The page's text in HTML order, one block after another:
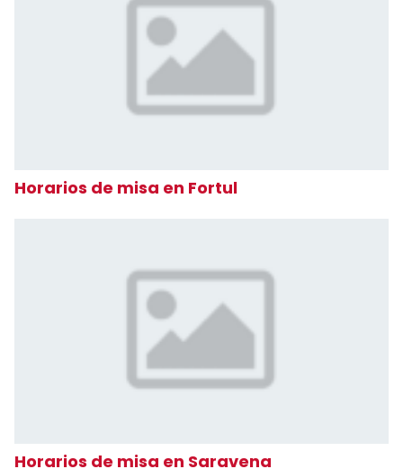
Horarios de misa en Fortul
Horarios de misa en Saravena